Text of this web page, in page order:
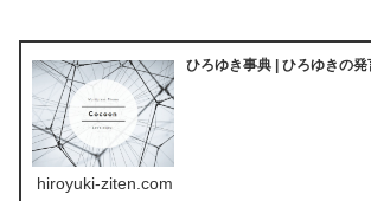
ひろゆき事典 | ひろゆきの
hiroyuki-ziten.com